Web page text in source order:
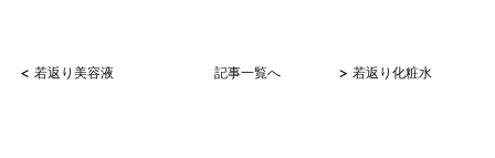
< 若返り美容液 記事一覧へ >若返り化粧水